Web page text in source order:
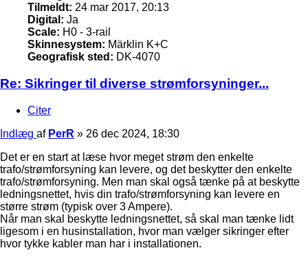
Tilmeldt: 24 mar 2017, 20:13
Digital: Ja
Scale: H0 - 3-rail
Skinnesystem: Märklin K+C
Geografisk sted: DK-4070
Re: Sikringer til diverse strømforsyninger...
Citer
Indlæg af PerR » 26 dec 2024, 18:30
Det er en start at læse hvor meget strøm den enkelte
trafo/strømforsyning kan levere, og det beskytter den enkelte
trafo/strømforsyning. Men man skal også tænke på at beskytte
ledningsnettet, hvis din trafo/strømforsyning kan levere en
større strøm (typisk over 3 Ampere).
Når man skal beskytte ledningsnettet, så skal man tænke lidt
ligesom i en husinstallation, hvor man vælger sikringer efter
hvor tykke kabler man har i installationen.